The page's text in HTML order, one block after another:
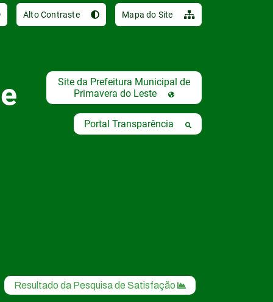
Alto Contraste Mapa do Site
Site da Prefeitura Municipal de
Primavera do Leste
Portal Transparência
Resultado da Pesquisa de Satisfação